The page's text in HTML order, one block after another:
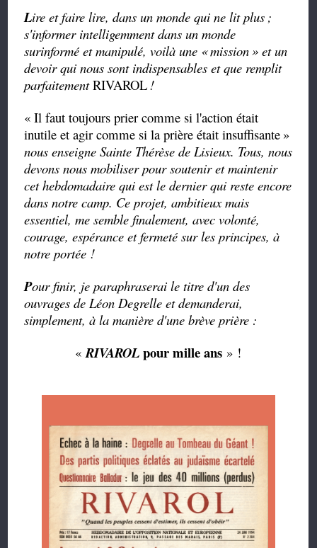
Lire et faire lire, dans un monde qui ne lit plus ;
s'informer intelligemment dans un monde
surinformé et manipulé, voilà une «mission» et un
devoir qui nous sont indispensables et que remplit
parfaitementRIVAROL !
« Il faut toujours prier comme si l'action était
inutile et agir comme si la prière était insuffisante »
nous enseigne Sainte Thérèse de Lisieux. Tous, nous
devons nous mobiliser pour soutenir et maintenir
cet hebdomadaire qui est le dernier qui reste encore
dans notre camp. Ce projet, ambitieux mais
essentiel, me semble finalement, avec volonté,
courage, espérance et fermeté sur les principes, à
notre portée !
Pour finir, je paraphraserai le titre d'un des
ouvrages de Léon Degrelle et demanderai,
simplement, à la manière d'une brève prière :
«RIVAROLpour mille ans » !